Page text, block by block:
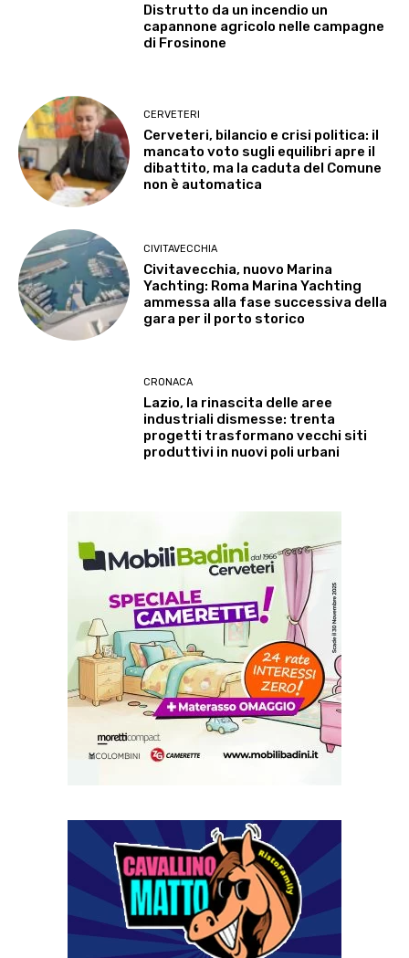
Distrutto da un incendio un
capannone agricolo nelle campagne
di Frosinone
CERVETERI
Cerveteri, bilancio e crisi politica: il
mancato voto sugli equilibri apre il
dibattito, ma la caduta del Comune
non è automatica
CIVITAVECCHIA
Civitavecchia, nuovo Marina
Yachting: Roma Marina Yachting
ammessa alla fase successiva della
gara per il porto storico
CRONACA
Lazio, la rinascita delle aree
industriali dismesse: trenta
progetti trasformano vecchi siti
produttivi in nuovi poli urbani